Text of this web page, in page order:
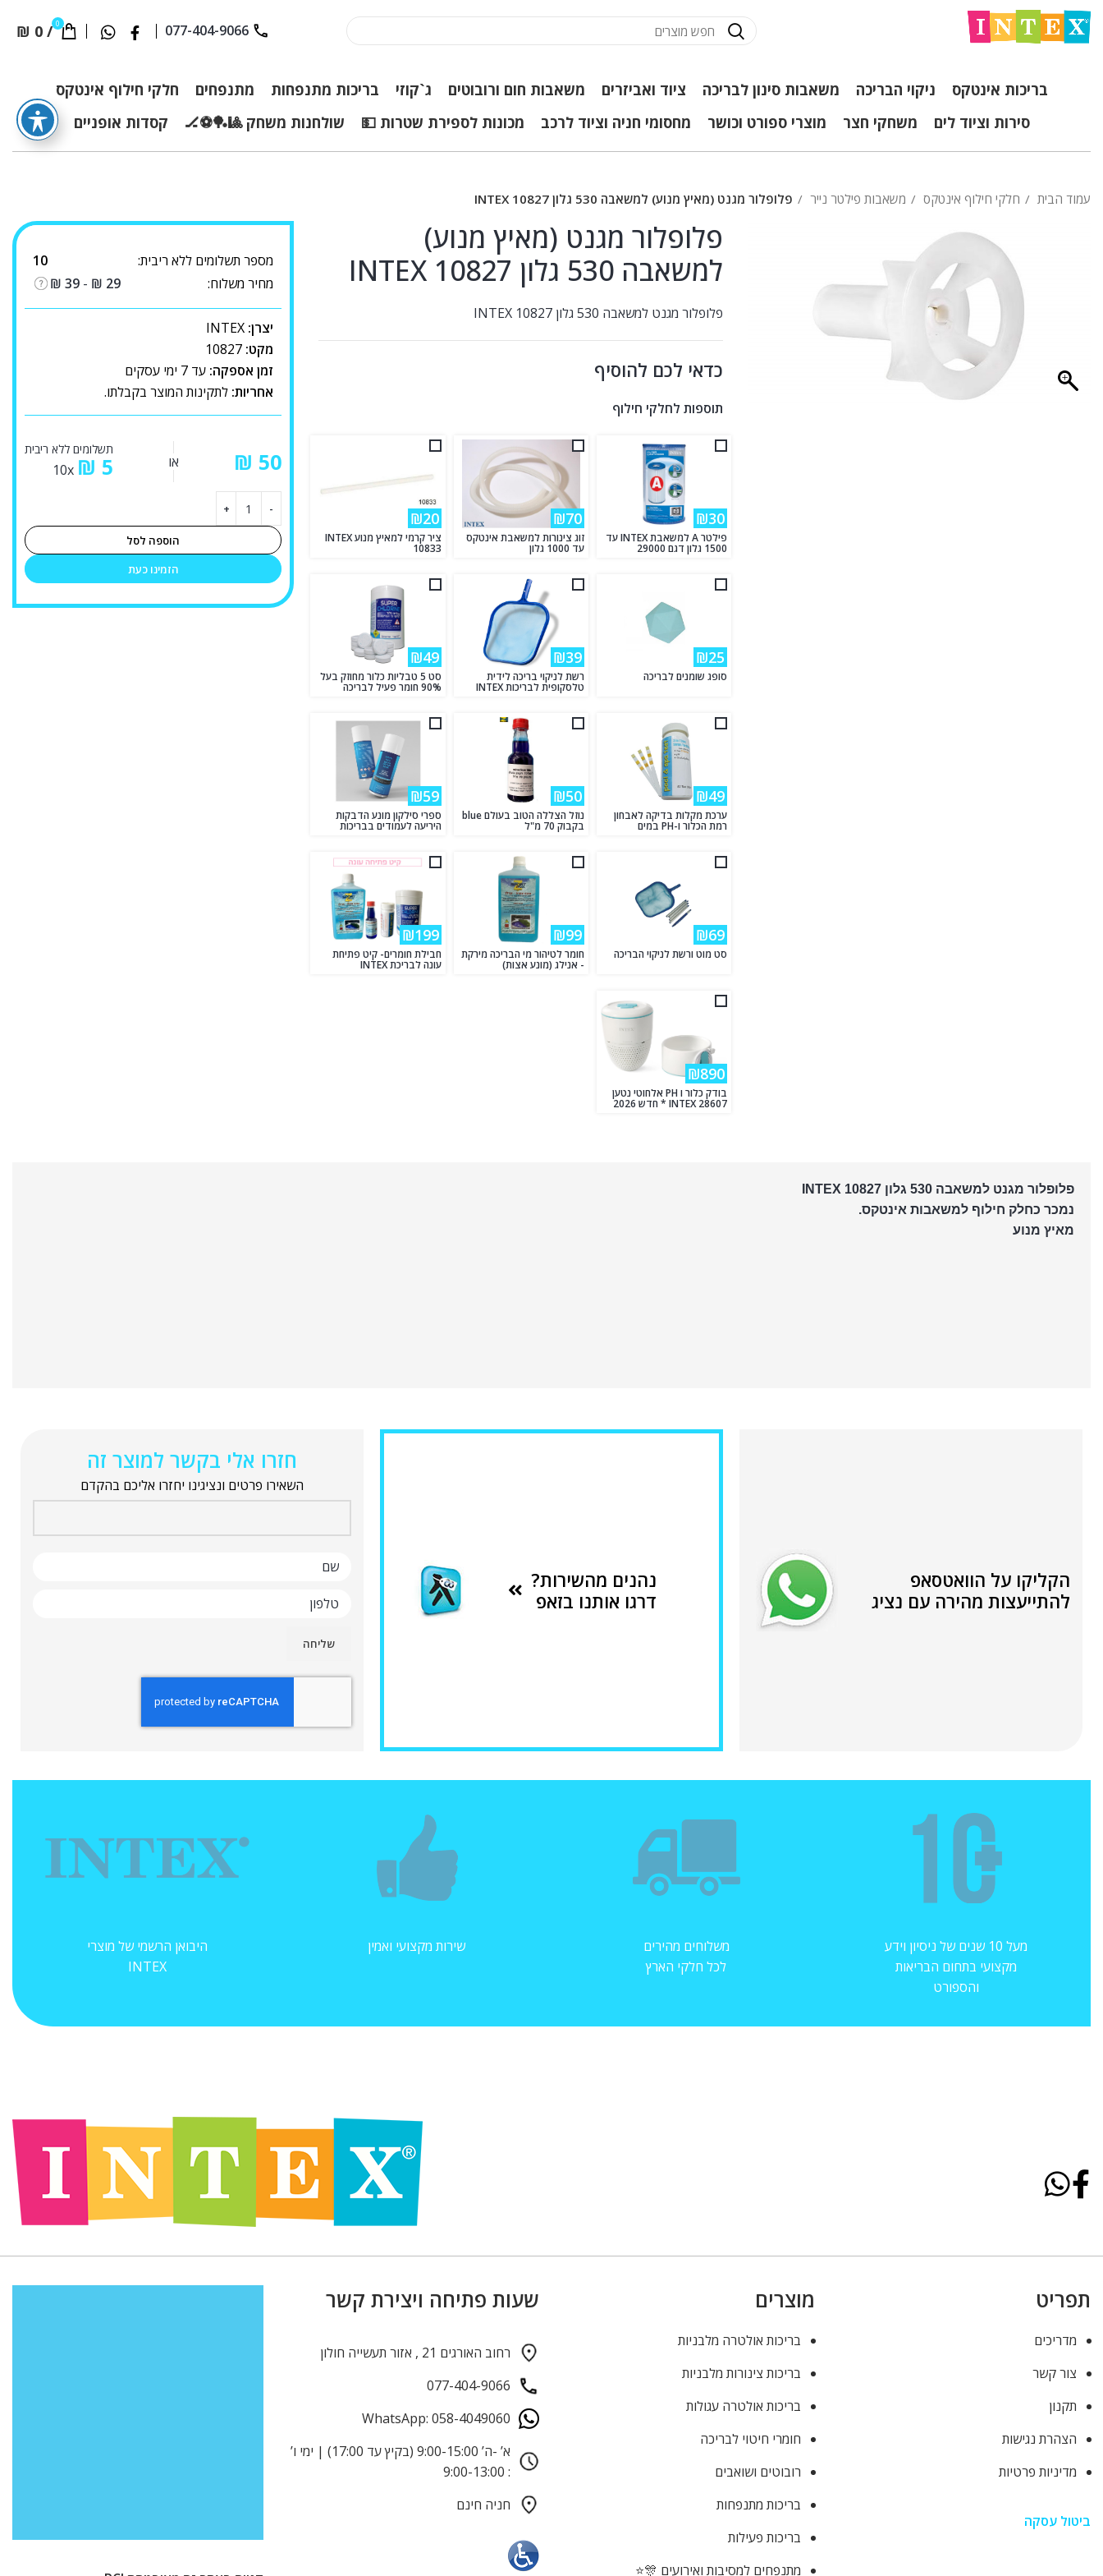
077-404-9066
0
/
₪ 0
בריכות אינטקס ניקוי הבריכה משאבות סינון לבריכה ציוד ואביזרים משאבות חום ורובוטים ג`קוזי בריכות מתנפחות מתנפחים
חלקי חילוף אינטקס
סירות וציוד לים
משחקי חצר מוצרי ספורט וכושר מחסומי חניה וציוד לרכב מכונות לספירת שטרות 💵 שולחנות משחק 🎱🏓⚽🏒 קסדות אופניים
עמוד הבית חלקי חילוף אינטקס משאבות פילטר נייר פלופלור מגנט (מאיץ מנוע) למשאבה 530 גלון INTEX 10827
פלופלור מגנט (מאיץ מנוע)
למשאבה 530 גלון INTEX 10827
פלופלור מגנט למשאבה 530 גלון INTEX 10827
כדאי לכם להוסיף
תוספות לחלקי חילוף
₪30
פילטר A למשאבת INTEX עד
1500 גלון דגם 29000
₪70
זוג צינורות למשאבת אינטקס
עד 1000 גלון
₪20
ציר קרמי למאיץ מנוע INTEX
10833
₪25
סופג שומנים לבריכה
₪39
רשת לניקוי בריכה לידית
טלסקופית לבריכות INTEX
₪49
סט 5 טבליות כלור מחוזק בעל
90% חומר פעיל לבריכה
₪49
ערכת מקלות בדיקה לאבחון
רמת הכלור ו-PH במים
₪50
נוזל הצללה הטוב בעולם blue
בקבוק 70 מ"ל
₪59
ספרי סילקון מונע הדבקות
היריעה לעמודים בבריכות
₪69
סט מוט ורשת לניקוי הבריכה
₪99
חומר לטיהור מי הבריכה מירקת
- אנילג (מונע אצות)
₪199
חבילת חומרים- קיט פתיחת
עונה לבריכת INTEX
₪890
בודק כלור ו PH אלחוטי נטען
INTEX 28607 * חדש 2026
מספר תשלומים ללא ריבית:
10
מחיר משלוח:
₪ 29
-
₪ 39
יצרן: INTEX
מקט: 10827
זמן אספקה: עד 7 ימי עסקים
אחריות: לתקינות המוצר בקבלתו.
₪ או
תשלומים ללא ריבית
₪ 5
הוספה לסל
הזמינו כעת
פלופלור מגנט למשאבה 530 גלון INTEX 10827
נמכר כחלק חילוף למשאבות אינטקס.
מאיץ מנוע
הקליקו על הוואטסאפ
להתייעצות מהירה עם נציג
נהנים מהשירות?
דרגו אותנו בזאפ
חזרו אלי בקשר למוצר זה
השאירו פרטים ונציגינו יחזרו אליכם בהקדם
מעל 10 שנים של ניסיון וידע
מקצועי בתחום הבריאות
והספורט
משלוחים מהירים
לכל חלקי הארץ
שירות מקצועי ואמין
היבואן הרשמי של מוצרי
INTEX
תפריט
מדריכים
צור קשר
תקנון
הצהרת נגישות
מדיניות פרטיות
ביטול עסקה
מוצרים
בריכות אולטרה מלבניות
בריכות צינורות מלבניות
בריכות אולטרה עגולות
חומרי חיטוי לבריכה
רובוטים ושואבים
בריכות מתנפחות
בריכות פעילות
מתנפחים למסיבות ואירועים 🎊⭐
שעות פתיחה ויצירת קשר
רחוב האורגים 21 , אזור תעשייה חולון
077-404-9066
WhatsApp: 058-4049060
א’ -ה’ 9:00-15:00 (בקיץ עד 17:00) | ימי ו’
: 9:00-13:00
חניה חינם